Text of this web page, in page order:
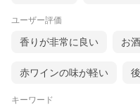
ユーザー評価
香りが非常に良い お
赤ワインの味が軽い
キーワード